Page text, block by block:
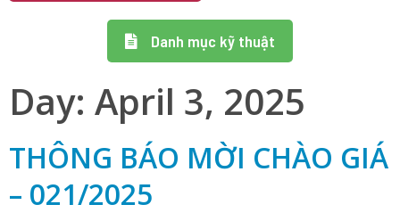
Danh mục kỹ thuật
Day: April 3, 2025
THÔNG BÁO MỜI CHÀO GIÁ
– 021/2025